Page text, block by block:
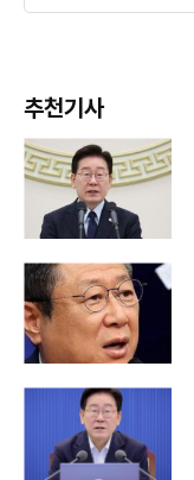
추천기사